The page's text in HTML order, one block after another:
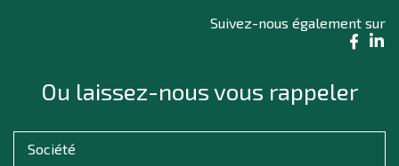
Suivez-nous également sur
Ou laissez-nous vous rappeler